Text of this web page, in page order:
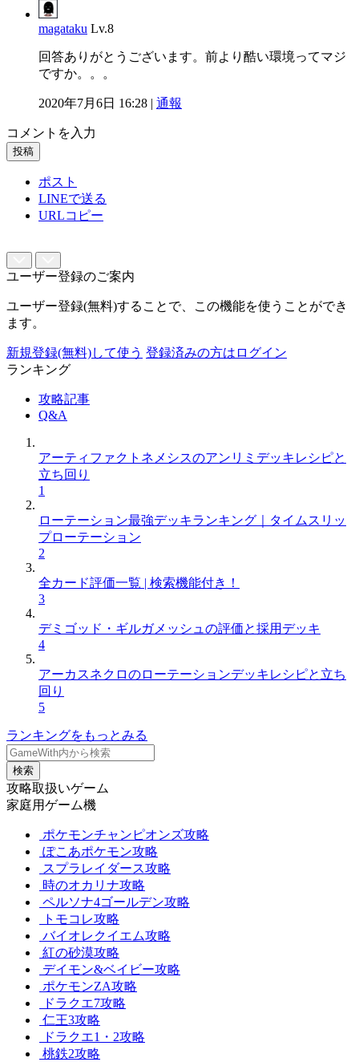
magataku Lv.8
回答ありがとうございます。前より酷い環境ってマジ
ですか。。。
2020年7月6日 16:28 | 通報
コメントを入力
投稿
ポスト
LINEで送る
URLコピー
ユーザー登録のご案内
ユーザー登録(無料)することで、この機能を使うことができ
ます。
新規登録(無料)して使う 登録済みの方はログイン
ランキング
攻略記事
Q&A
アーティファクトネメシスのアンリミデッキレシピと
立ち回り
1
ローテーション最強デッキランキング｜タイムスリッ
プローテーション
2
全カード評価一覧 | 検索機能付き！
3
デミゴッド・ギルガメッシュの評価と採用デッキ
4
アーカスネクロのローテーションデッキレシピと立ち
回り
5
ランキングをもっとみる
検索
攻略取扱いゲーム
家庭用ゲーム機
ポケモンチャンピオンズ攻略
ぽこあポケモン攻略
スプラレイダース攻略
時のオカリナ攻略
ペルソナ4ゴールデン攻略
トモコレ攻略
バイオレクイエム攻略
紅の砂漠攻略
デイモン&ベイビー攻略
ポケモンZA攻略
ドラクエ7攻略
仁王3攻略
ドラクエ1・2攻略
桃鉄2攻略